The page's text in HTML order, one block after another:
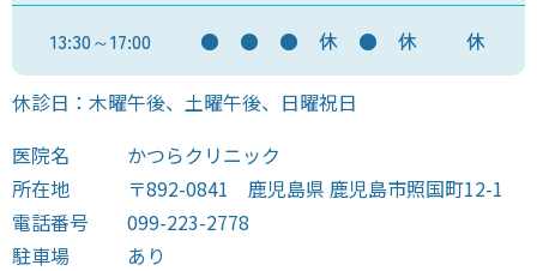
13:30～17:00 ● ● ● 休 ● 休 休
休診日：木曜午後、土曜午後、日曜祝日
医院名
かつらクリニック
所在地
〒892-0841 鹿児島県 鹿児島市照国町12-1
電話番号
099-223-2778
駐車場
あり